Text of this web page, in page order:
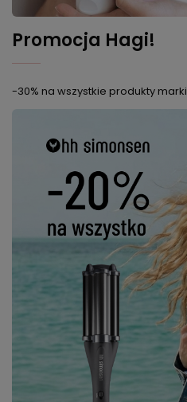
Promocja Hagi!
-30% na wszystkie produkty marki